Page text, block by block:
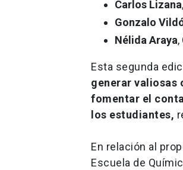
Carlos Lizana
Gonzalo
Nélida Araya
Esta segunda
generar valiosas
fomentar el
los estudiantes,
En relación al
Escuela de